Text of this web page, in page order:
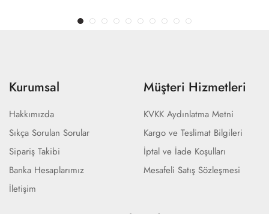
Kurumsal
Hakkımızda
Sıkça Sorulan Sorular
Sipariş Takibi
Banka Hesaplarımız
İletişim
Müşteri Hizmetleri
KVKK Aydınlatma Metni
Kargo ve Teslimat Bilgileri
İptal ve İade Koşulları
Mesafeli Satış Sözleşmesi